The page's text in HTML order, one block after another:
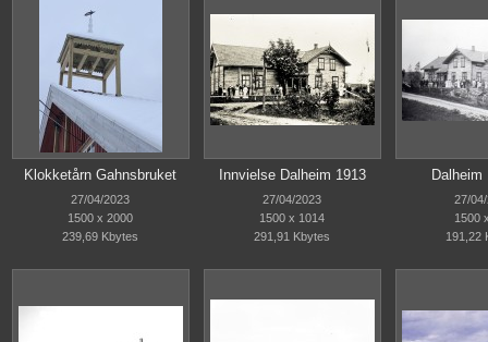
Klokketårn Gahnsbruket
27/04/2023
1500 x 2000
239,69 Kbytes
Innvielse Dalheim 1913
27/04/2023
1500 x 1014
291,91 Kbytes
Dalheim
27/
1500
191,22